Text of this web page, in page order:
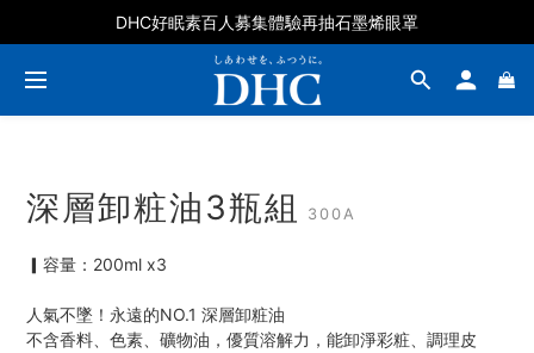
DHC好眠素百人募集體驗再抽石墨烯眼罩
DHC好眠素百人募集體驗再抽石墨烯眼罩
【防詐騙提醒】請注意認清DHC台灣官網網址，慎防釣魚網站
DHC好眠素百人募集體驗再抽石墨烯眼罩
深層卸粧油3瓶組 300A
▎容量：200ml x3
人氣不墜！永遠的NO.1 深層卸粧油
不含香料、色素、礦物油，優質溶解力，能卸淨彩粧、調理皮